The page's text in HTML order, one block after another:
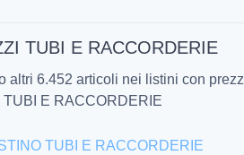
TUBI E RACCORDERIE
altri 6.452 articoli nei listini con
TUBI E RACCORDERIE
TUBI E RACCORDERIE